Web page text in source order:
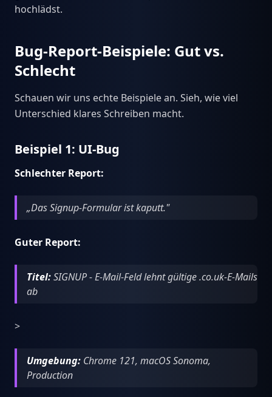
hochlädst.
Bug-Report-Beispiele: Gut vs.
Schlecht
Schauen wir uns echte Beispiele an. Sieh, wie viel
Unterschied klares Schreiben macht.
Beispiel 1: UI-Bug
Schlechter Report:
„Das Signup-Formular ist kaputt."
Guter Report:
Titel:SIGNUP - E-Mail-Feld lehnt gültige .co.uk-E-Mails
ab
>
Umgebung: Chrome 121, macOS Sonoma,
Production